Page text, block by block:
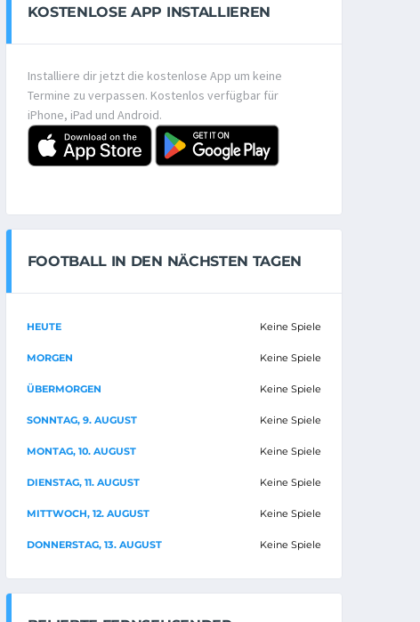
KOSTENLOSE APP INSTALLIEREN
Installiere dir jetzt die kostenlose App um keine
Termine zu verpassen. Kostenlos verfügbar für
iPhone, iPad und Android.
FOOTBALL IN DEN NÄCHSTEN TAGEN
HEUTE Keine Spiele
MORGEN Keine Spiele
ÜBERMORGEN Keine Spiele
SONNTAG, 9. AUGUST Keine Spiele
MONTAG, 10. AUGUST Keine Spiele
DIENSTAG, 11. AUGUST Keine Spiele
MITTWOCH, 12. AUGUST Keine Spiele
DONNERSTAG, 13. AUGUST Keine Spiele